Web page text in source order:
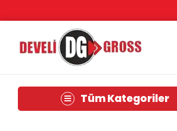
Tüm Kategoriler